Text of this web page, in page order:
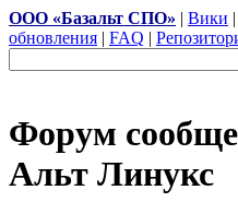
ООО «Базальт СПО» | Вики |
обновления | FAQ |
Форум
Альт Линукс